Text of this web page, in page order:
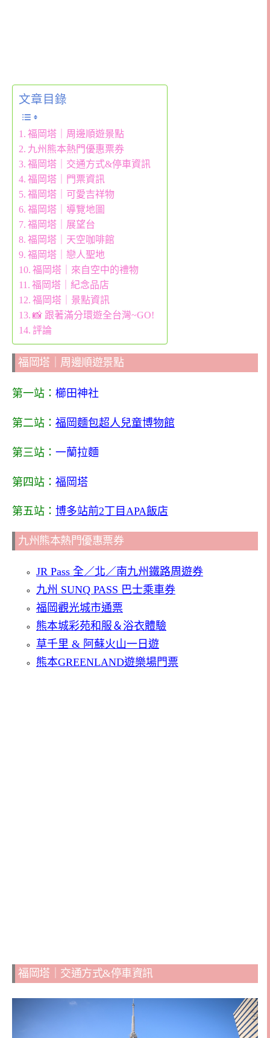
文章目錄
福岡塔｜周邊順遊景點
九州熊本熱門優惠票券
福岡塔｜交通方式&停車資訊
福岡塔｜門票資訊
福岡塔｜可愛吉祥物
福岡塔｜導覽地圖
福岡塔｜展望台
福岡塔｜天空咖啡館
福岡塔｜戀人聖地
福岡塔｜來自空中的禮物
福岡塔｜紀念品店
福岡塔｜景點資訊
📸 跟著滿分環遊全台灣~GO!
評論
福岡塔｜周邊順遊景點
第一站： 櫛田神社
第二站： 福岡麵包超人兒童博物館
第三站： 一蘭拉麵
第四站： 福岡塔
第五站： 博多站前2丁目APA飯店
九州熊本熱門優惠票券
JR Pass 全／北／南九州鐵路周遊券
九州 SUNQ PASS 巴士乘車券
福岡觀光城市通票
熊本城彩苑和服＆浴衣體驗
草千里 & 阿蘇火山一日遊
熊本GREENLAND遊樂場門票
福岡塔｜交通方式&停車資訊